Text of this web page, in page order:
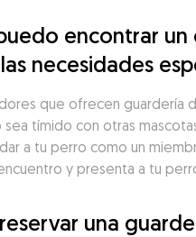
encontrar
necesidades
que ofrecen guardería
tímido con otras
a tu perro como un
y presenta a tu
una